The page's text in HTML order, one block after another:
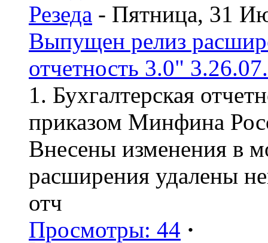
Резеда - Пятница, 31
Выпущен релиз
отчетность 3.0"
1. Бухгалтерская
приказом Минфина
Внесены изменения в
расширения удалены
отч
Просмотры: 44 ·